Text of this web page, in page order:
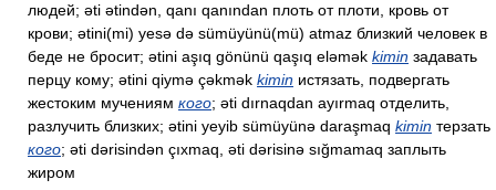
людей; əti ətindən, qanı qanından плоть от плоти, кровь от
крови; ətini(mi) yesə də sümüyünü(mü) atmaz близкий человек в
беде не бросит; ətini aşıq gönünü qaşıq eləmək kimin задавать
перцу кому; ətini qiymə çəkmək kimin истязать, подвергать
жестоким мучениям кого; əti dırnaqdan ayırmaq отделить,
разлучить близких; ətini yeyib sümüyünə daraşmaq kimin терзать
кого; əti dərisindən çıxmaq, əti dərisinə sığmamaq заплыть
жиром